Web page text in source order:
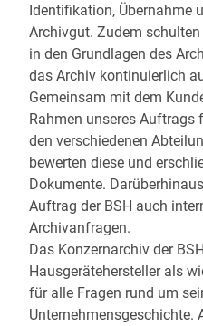
Identifikation, Übernahme
Archivgut. Zudem
in den Grundlagen des
das Archiv kontinuierlich
Gemeinsam mit dem
Rahmen unseres
den verschiedenen
bewerten diese und
Dokumente.
Auftrag der BSH auch
Archivanfragen.
Das Konzernarchiv der
Hausgerätehersteller als
für alle Fragen rund um
Unternehmensgeschichte.